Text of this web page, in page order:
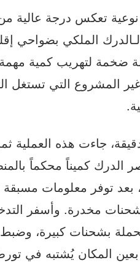
تعكس درجة عالية
لـالدرك الملكي بضواحي
ضخمة لتهريب كمية
المشروع التي تستغل
جاءت هذه العملية
كميناً محكماً
بعد توفر معلومات
شحنات مخدرة. وأسفر
المكان يُشتبه في